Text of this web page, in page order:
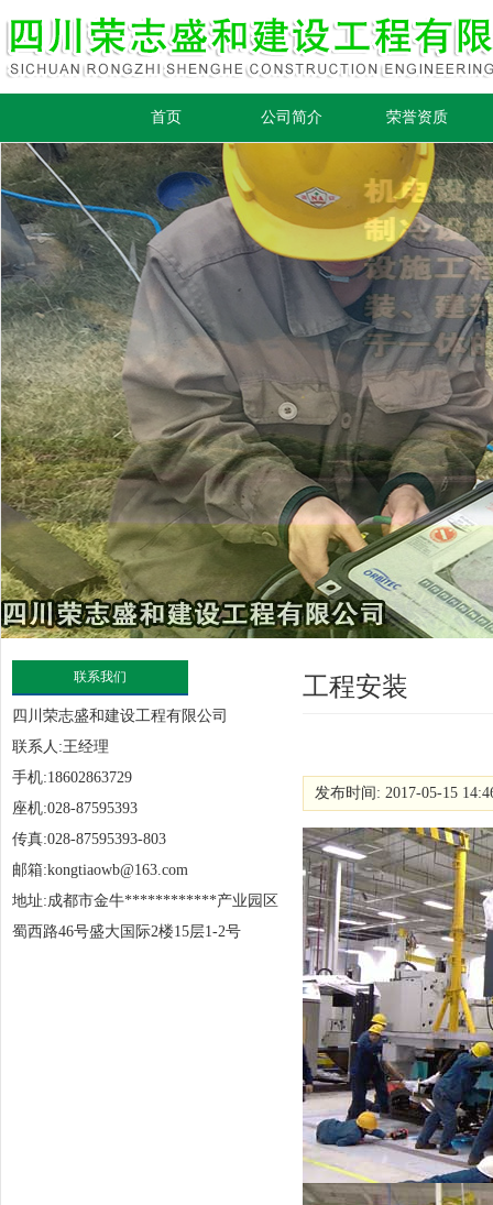
首页 公司简介 荣誉资质
联系我们
四川荣志盛和建设工程有限公司
联系人:王经理
手机:18602863729
座机:028-87595393
传真:028-87595393-803
邮箱:kongtiaowb@163.com
地址:成都市金牛************产业园区
蜀西路46号盛大国际2楼15层1-2号
工程安装
发布时间: 2017-05-15